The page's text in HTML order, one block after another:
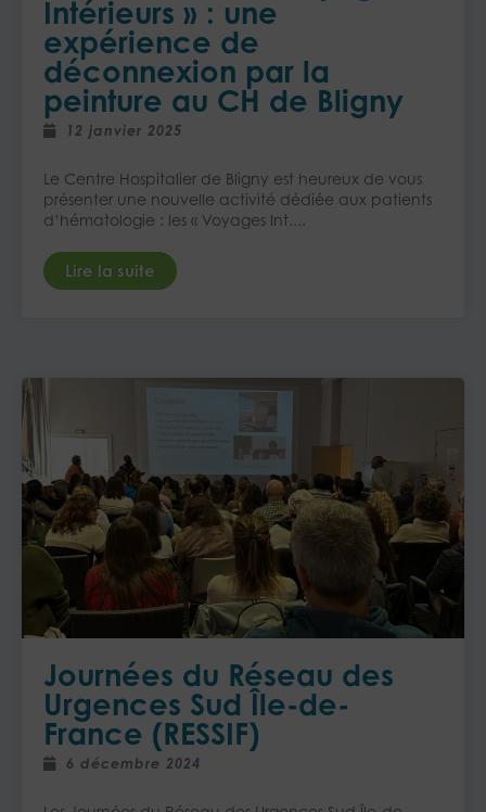
Intérieurs » : une
expérience de
déconnexion par la
peinture au CH de Bligny
12 janvier 2025
Le Centre Hospitalier de Bligny est heureux de vous
présenter une nouvelle activité dédiée aux patients
d’hématologie : les « Voyages Int....
Lire la suite
Journées du Réseau des
Urgences Sud Île-de-
France (RESSIF)
6 décembre 2024